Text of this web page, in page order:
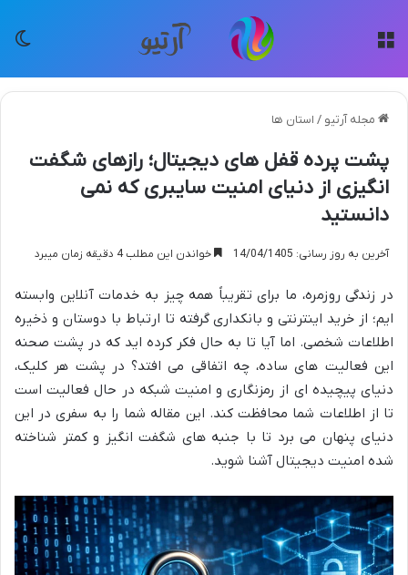
مجله آرتیو / استان ها
پشت پرده قفل های دیجیتال؛ رازهای شگفت
انگیزی از دنیای امنیت سایبری که نمی
دانستید
آخرین به روز رسانی: 14/04/1405 خواندن این مطلب 4 دقیقه زمان میبرد
در زندگی روزمره، ما برای تقریباً همه چیز به خدمات آنلاین وابسته
ایم؛ از خرید اینترنتی و بانکداری گرفته تا ارتباط با دوستان و ذخیره
اطلاعات شخصی. اما آیا تا به حال فکر کرده اید که در پشت صحنه
این فعالیت های ساده، چه اتفاقی می افتد؟ در پشت هر کلیک،
دنیای پیچیده ای از رمزنگاری و امنیت شبکه در حال فعالیت است
تا از اطلاعات شما محافظت کند. این مقاله شما را به سفری در این
دنیای پنهان می برد تا با جنبه های شگفت انگیز و کمتر شناخته
شده امنیت دیجیتال آشنا شوید.